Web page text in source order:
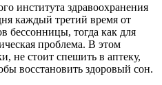
института здравоохранения
каждый третий время от
бессонницы, тогда как для
проблема. В этом
не стоит спешить в аптеку,
восстановить здоровый сон.